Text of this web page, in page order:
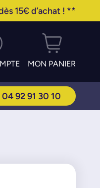
15€ d’achat ! **
MON PANIER
04 92 91 30 10